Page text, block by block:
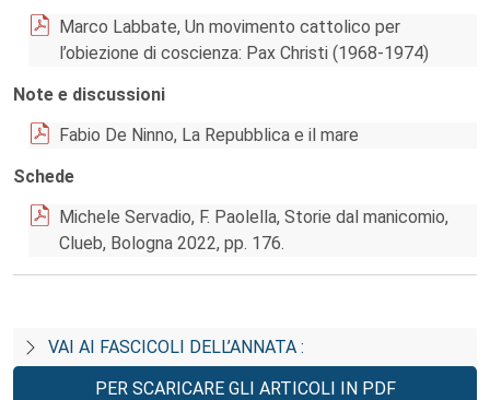
Marco Labbate, Un movimento cattolico per
l’obiezione di coscienza: Pax Christi (1968-1974)
Note e discussioni
Fabio De Ninno, La Repubblica e il mare
Schede
Michele Servadio, F. Paolella, Storie dal manicomio,
Clueb, Bologna 2022, pp. 176.
VAI AI FASCICOLI DELL’ANNATA :
PER SCARICARE GLI ARTICOLI IN PDF